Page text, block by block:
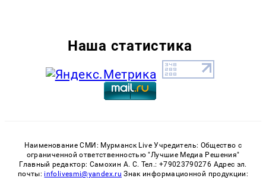
Наша статистика
Наименование СМИ: Мурманск Live Учредитель: Общество с
ограниченной ответственностью "Лучшие Медиа Решения"
Главный редактор: Самохин А. С. Тел.: +79023790276 Адрес эл.
почты: infolivesmi@yandex.ru Знак информационной продукции: